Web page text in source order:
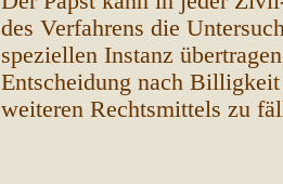
des Verfahrens die
speziellen Instanz
Entscheidung nach
weiteren Rechtsmittels zu